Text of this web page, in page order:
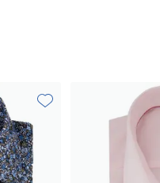
Toevoegen aan favorieten